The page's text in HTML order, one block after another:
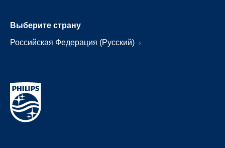
Выберите страну
Российская Федерация (Русский)